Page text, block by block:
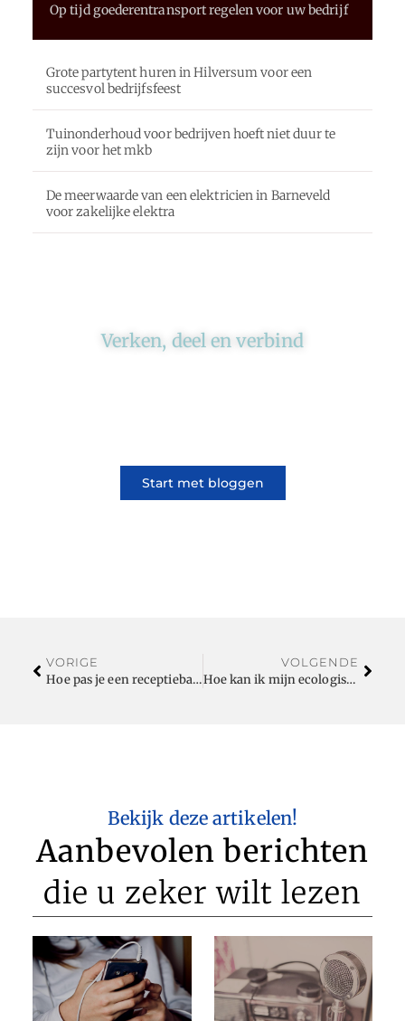
Op tijd goederentransport regelen voor uw bedrijf
Grote partytent huren in Hilversum voor een
succesvol bedrijfsfeest
Tuinonderhoud voor bedrijven hoeft niet duur te
zijn voor het mkb
De meerwaarde van een elektricien in Barneveld
voor zakelijke elektra
Verken, deel en verbind
Start met bloggen
VORIGE
Hoe pas je een receptiebalie toe in de branding en personalisatie van jouw bedrijf
VOLGENDE
Hoe kan ik mijn ecologische voetafdruk verminderen met duurzame mobiliteit?
Bekijk deze artikelen!
Aanbevolen berichten
die u zeker wilt lezen